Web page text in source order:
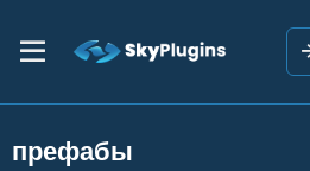
префабы